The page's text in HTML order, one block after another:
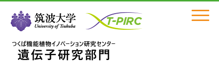
Click